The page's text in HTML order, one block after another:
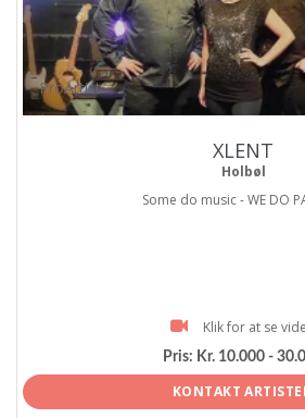
ProArtist
XLENT
Holbøl
Some do music - WE DO
Klik for at se
Pris: Kr. 10.000 -
KONTAKT